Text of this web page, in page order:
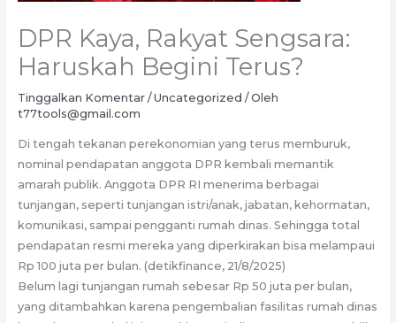
DPR Kaya, Rakyat Sengsara:
Haruskah Begini Terus?
Tinggalkan Komentar /Uncategorized / Oleh
t77tools@gmail.com
Di tengah tekanan perekonomian yang terus memburuk,
nominal pendapatan anggota DPR kembali memantik
amarah publik. Anggota DPR RI menerima berbagai
tunjangan, seperti tunjangan istri/anak, jabatan, kehormatan,
komunikasi, sampai pengganti rumah dinas. Sehingga total
pendapatan resmi mereka yang diperkirakan bisa melampaui
Rp 100 juta per bulan. (detikfinance, 21/8/2025)
Belum lagi tunjangan rumah sebesar Rp 50 juta per bulan,
yang ditambahkan karena pengembalian fasilitas rumah dinas